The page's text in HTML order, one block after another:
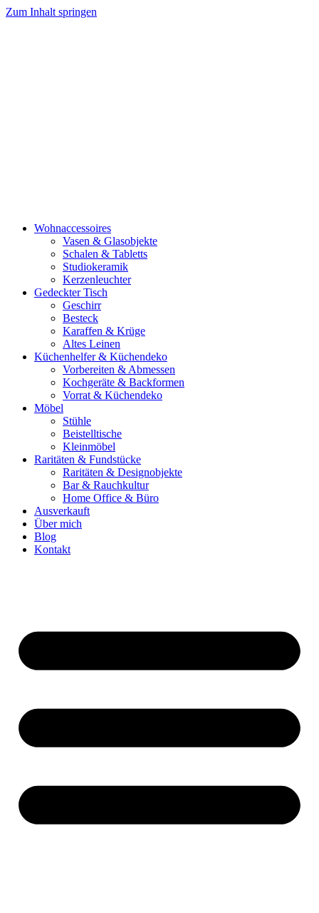
Zum Inhalt springen
Wohnaccessoires
Vasen & Glasobjekte
Schalen & Tabletts
Studiokeramik
Kerzenleuchter
Gedeckter Tisch
Geschirr
Besteck
Karaffen & Krüge
Altes Leinen
Küchenhelfer & Küchendeko
Vorbereiten & Abmessen
Kochgeräte & Backformen
Vorrat & Küchendeko
Möbel
Stühle
Beistelltische
Kleinmöbel
Raritäten & Fundstücke
Raritäten & Designobjekte
Bar & Rauchkultur
Home Office & Büro
Ausverkauft
Über mich
Blog
Kontakt